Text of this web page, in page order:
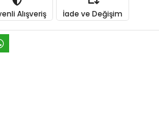
Alışveriş İade ve Değişim